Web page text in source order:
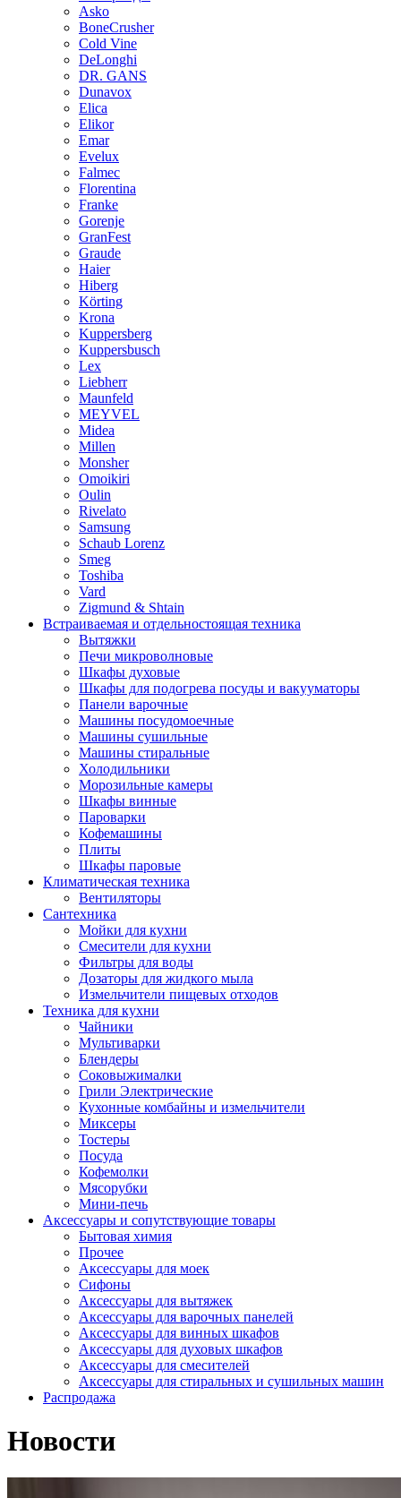
Asko
BoneCrusher
Cold Vine
DeLonghi
DR. GANS
Dunavox
Elica
Elikor
Emar
Evelux
Falmec
Florentina
Franke
Gorenje
GranFest
Graude
Haier
Hiberg
Körting
Krona
Kuppersberg
Kuppersbusch
Lex
Liebherr
Maunfeld
MEYVEL
Midea
Millen
Monsher
Omoikiri
Oulin
Rivelato
Samsung
Schaub Lorenz
Smeg
Toshiba
Vard
Zigmund & Shtain
Встраиваемая и отдельностоящая техника
Вытяжки
Печи микроволновые
Шкафы духовые
Шкафы для подогрева посуды и вакууматоры
Панели варочные
Машины посудомоечные
Машины сушильные
Машины стиральные
Холодильники
Морозильные камеры
Шкафы винные
Пароварки
Кофемашины
Плиты
Шкафы паровые
Климатическая техника
Вентиляторы
Сантехника
Мойки для кухни
Смесители для кухни
Фильтры для воды
Дозаторы для жидкого мыла
Измельчители пищевых отходов
Техника для кухни
Чайники
Мультиварки
Блендеры
Соковыжималки
Грили Электрические
Кухонные комбайны и измельчители
Миксеры
Тостеры
Посуда
Кофемолки
Мясорубки
Мини-печь
Аксессуары и сопутствующие товары
Бытовая химия
Прочее
Аксессуары для моек
Сифоны
Аксессуары для вытяжек
Аксессуары для варочных панелей
Аксессуары для винных шкафов
Аксессуары для духовых шкафов
Аксессуары для смесителей
Аксессуары для стиральных и сушильных машин
Распродажа
Новости